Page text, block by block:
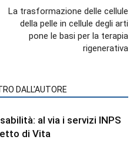
La trasformazione delle cellule
della pelle in cellule degli arti
pone le basi per la terapia
rigenerativa
DALL'AUTORE
al via i servizi INPS
di Vita